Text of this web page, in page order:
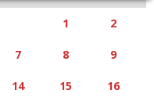
1 2
7 8 9
14 15 16